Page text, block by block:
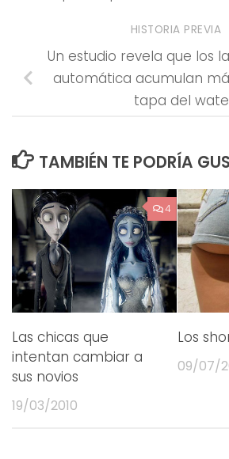
HISTORIA PREVIA
Un estudio revela que los
automática acumulan
tapa del
TAMBIÉN TE PODRÍA
4
Las chicas que
intentan cambiar a
sus novios
19/03/2010
Los
09/07/